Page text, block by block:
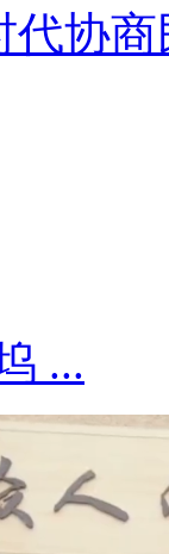
协
...